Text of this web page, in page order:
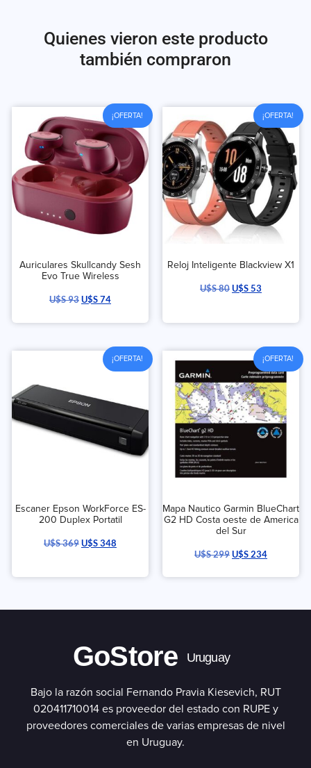
Quienes vieron este producto
también compraron
¡OFERTA!
Auriculares Skullcandy Sesh
Evo True Wireless
U$S93U$S74
¡OFERTA!
Reloj Inteligente Blackview X1
U$S80U$S53
¡OFERTA!
Escaner Epson WorkForce ES-
200 Duplex Portatil
U$S369U$S348
¡OFERTA!
Mapa Nautico Garmin BlueChart
G2 HD Costa oeste de America
del Sur
U$S299U$S234
GoStore Uruguay
Bajo la razón social Fernando Pravia Kiesevich, RUT
020411710014 es proveedor del estado con RUPE y
proveedores comerciales de varias empresas de nivel
en Uruguay.